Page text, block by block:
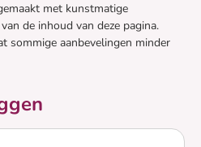
met kunstmatige
de inhoud van deze pagina.
sommige aanbevelingen minder